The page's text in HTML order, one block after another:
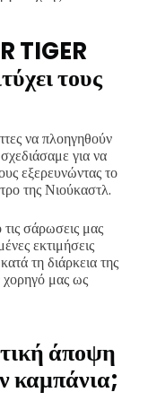
TIGER
τους
να πλοηγηθούν
για να
εξερευνώντας το
της Νιούκαστλ.
σάρωσεις μας
εκτιμήσεις
τη διάρκεια της
μας ως
άποψη
καμπάνια;